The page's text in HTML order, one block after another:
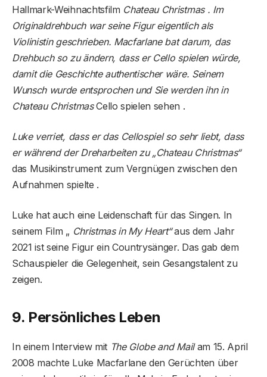
Hallmark-Weihnachtsfilm Chateau Christmas . Im
Originaldrehbuch war seine Figur eigentlich als
Violinistin geschrieben. Macfarlane bat darum, das
Drehbuch so zu ändern, dass er Cello spielen würde,
damit die Geschichte authentischer wäre. Seinem
Wunsch wurde entsprochen und Sie werden ihn in
Chateau ChristmasCello spielen sehen .
Luke verriet, dass er das Cellospiel so sehr liebt, dass
er während der Dreharbeiten zu „Chateau Christmas“
das Musikinstrument zum Vergnügen zwischen den
Aufnahmen spielte .
Luke hat auch eine Leidenschaft für das Singen. In
seinem Film „ Christmas in My Heart“aus dem Jahr
2021 ist seine Figur ein Countrysänger. Das gab dem
Schauspieler die Gelegenheit, sein Gesangstalent zu
zeigen.
9. Persönliches Leben
In einem Interview mit The Globe and Mailam 15. April
2008 machte Luke Macfarlane den Gerüchten über